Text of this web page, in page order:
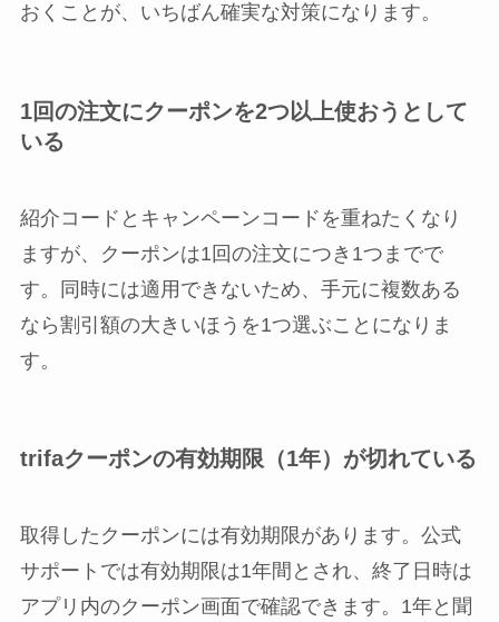
おくことが、いちばん確実な対策になります。
1回の注文にクーポンを2つ以上使おうとして
いる
紹介コードとキャンペーンコードを重ねたくなり
ますが、クーポンは1回の注文につき1つまでで
す。同時には適用できないため、手元に複数ある
なら割引額の大きいほうを1つ選ぶことになりま
す。
trifaクーポンの有効期限（1年）が切れている
取得したクーポンには有効期限があります。公式
サポートでは有効期限は1年間とされ、終了日時は
アプリ内のクーポン画面で確認できます。1年と聞